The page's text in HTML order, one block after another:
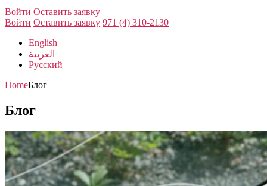
Войти Оставить заявку
Войти Оставить заявку 971 (4) 310-2130
English
العربية
Русский
HomeБлог
Блог